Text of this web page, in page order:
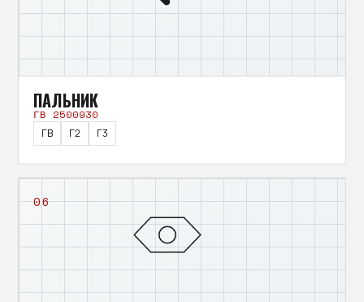
ПАЛЬНИК
ГВ 2500930
ГВ
Г2 Г3
06